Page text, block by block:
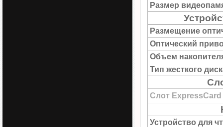
Размер
Размещение
Оптический
Объем
Тип жесткого
Слот ExpressCard
Устройство для